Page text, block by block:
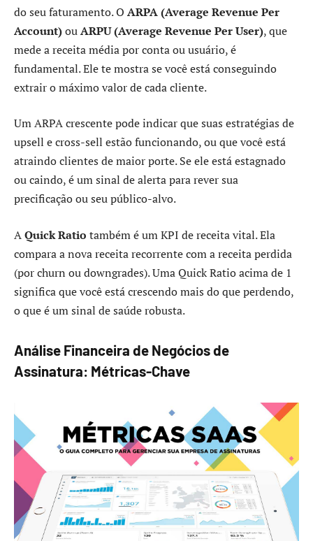
do seu faturamento. O ARPA (Average Revenue Per
Account)ouARPU (Average Revenue Per User), que
mede a receita média por conta ou usuário, é
fundamental. Ele te mostra se você está conseguindo
extrair o máximo valor de cada cliente.
Um ARPA crescente pode indicar que suas estratégias de
upsell e cross-sell estão funcionando, ou que você está
atraindo clientes de maior porte. Se ele está estagnado
ou caindo, é um sinal de alerta para rever sua
precificação ou seu público-alvo.
AQuick Ratio também é um KPI de receita vital. Ela
compara a nova receita recorrente com a receita perdida
(por churn ou downgrades). Uma Quick Ratio acima de 1
significa que você está crescendo mais do que perdendo,
o que é um sinal de saúde robusta.
Análise Financeira de Negócios de
Assinatura: Métricas-Chave